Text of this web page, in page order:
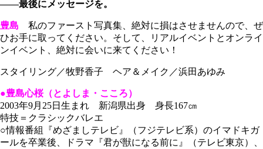
――最後にメッセージを。
豊島 私のファースト写真集、絶対に損はさせませんので、ぜ
ひお手に取ってください。そして、リアルイベントとオンライ
ンイベント、絶対に会いに来てください！
スタイリング／牧野香子 ヘア＆メイク／浜田あゆみ
●豊島心桜（とよしま・こころ）
2003年9月25日生まれ 新潟県出身 身長167㎝
特技＝クラシックバレエ
○情報番組『めざましテレビ』（フジテレビ系）のイマドキガ
ールを卒業後、ドラマ『君が獣になる前に』（テレビ東京）、